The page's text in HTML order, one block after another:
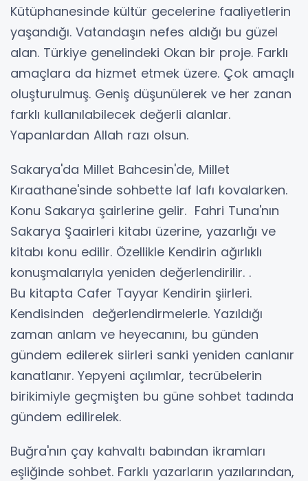
Kütüphanesinde kültür gecelerine faaliyetlerin
yaşandığı. Vatandaşın nefes aldığı bu güzel
alan. Türkiye genelindeki Okan bir proje. Farklı
amaçlara da hizmet etmek üzere. Çok amaçlı
oluşturulmuş. Geniş düşunülerek ve her zanan
farklı kullanılabilecek değerli alanlar.
Yapanlardan Allah razı olsun.
Sakarya'da Millet Bahcesin'de, Millet
Kıraathane'sinde sohbette laf lafı kovalarken.
Konu Sakarya şairlerine gelir. Fahri Tuna'nın
Sakarya Şaairleri kitabı üzerine, yazarlığı ve
kitabı konu edilir. Özellikle Kendirin ağırlıklı
konuşmalarıyla yeniden değerlendirilir. .
Bu kitapta Cafer Tayyar Kendirin şiirleri.
Kendisinden değerlendirmelerle. Yazıldığı
zaman anlam ve heyecanını, bu günden
gündem edilerek siirleri sanki yeniden canlanır
kanatlanır. Yepyeni açılımlar, tecrübelerin
birikimiyle geçmişten bu güne sohbet tadında
gündem edilirelek.
Buğra'nın çay kahvaltı babından ikramları
eşliğinde sohbet. Farklı yazarların yazılarından,